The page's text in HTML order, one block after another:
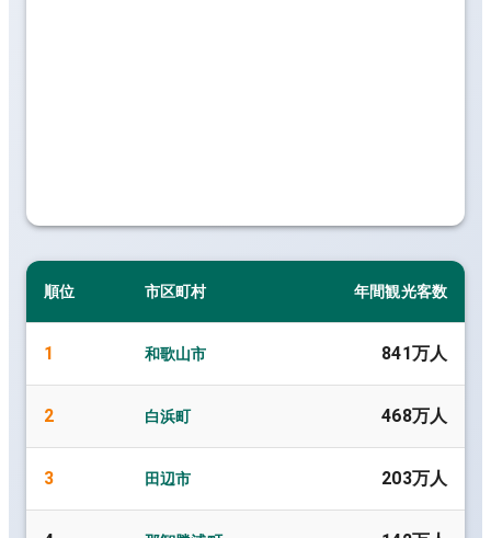
順位 市区町村 年間観光客数
1 和歌山市 841万人
2 白浜町 468万人
3 田辺市 203万人